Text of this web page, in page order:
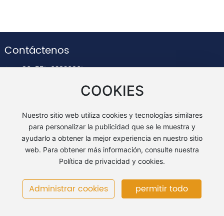
Contáctenos
+86-551-63836961
service@vmaxchina.com
de Binhu, Avenida Huizhou, Comunidad del siglo Binhu,
Distrito de Baohe, Ciudad de Hefei, Provincia de Anhui
皖ICP备20001003号-2
Desarrollado por: 300.cn|Etiqueta
Política de privacidad
Licencia comercial
COOKIES
Nuestro sitio web utiliza cookies y tecnologías similares
para personalizar la publicidad que se le muestra y
ayudarlo a obtener la mejor experiencia en nuestro sitio
web. Para obtener más información, consulte nuestra
Política de privacidad y cookies.
Administrar cookies permitir todo